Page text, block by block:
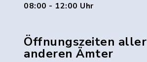
08:00 - 12:00 Uhr
Öffnungszeiten aller
anderen Ämter